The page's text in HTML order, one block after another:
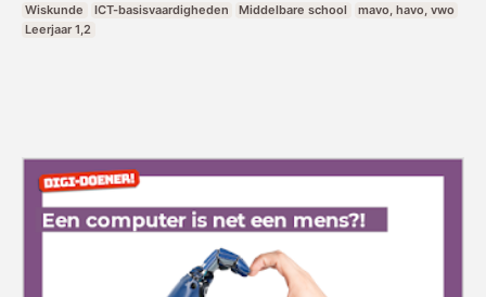
Wiskunde ICT-basisvaardigheden Middelbare school
mavo, havo, vwo
Leerjaar 1,2